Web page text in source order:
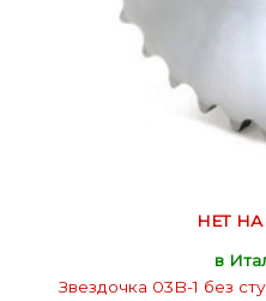
НЕТ
в
Звездочка 03B-1 без